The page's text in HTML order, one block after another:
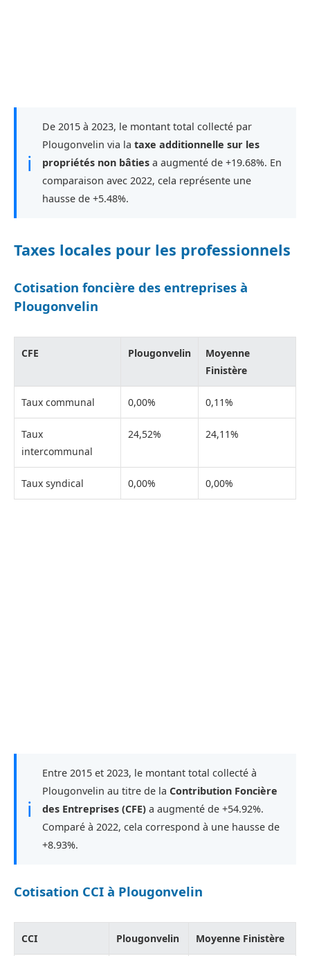
ℹ
De 2015 à 2023, le montant total collecté par
Plougonvelin via la taxe additionnelle sur les
propriétés non bâties a augmenté de +19.68%. En
comparaison avec 2022, cela représente une
hausse de +5.48%.
Taxes locales pour les professionnels
Cotisation foncière des entreprises à
Plougonvelin
CFE Plougonvelin
Moyenne
Finistère
Taux communal 0,00% 0,11%
Taux
intercommunal
24,52% 24,11%
Taux syndical 0,00% 0,00%
ℹ
Entre 2015 et 2023, le montant total collecté à
Plougonvelin au titre de la Contribution Foncière
des Entreprises (CFE) a augmenté de +54.92%.
Comparé à 2022, cela correspond à une hausse de
+8.93%.
Cotisation CCI à Plougonvelin
CCI Plougonvelin Moyenne Finistère